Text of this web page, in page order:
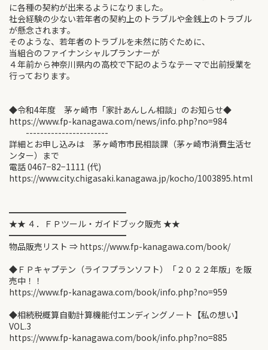
に各種の契約が出来るようになりました。
社会経験の少ない若年者の契約上のトラブルや金銭上のトラブル
が懸念されます。
そのような、若年者のトラブルを未然に防ぐために、
当組合のファイナンシャルプランナーが
４年前から神奈川県内の高校で下記のようなテーマで出前授業を
行っております。
◆令和4年度 茅ヶ崎市「家計あんしん相談」のお知らせ◆
https://www.fp-kanagawa.com/news/info.php?no=984
-----------------------
詳細とお申し込みは 茅ヶ崎市市民相談課（茅ヶ崎市消費生活セ
ンター）まで
電話 0467−82−1111 (代)
https://www.city.chigasaki.kanagawa.jp/kocho/1003895.html
━━━━━━━━━━━━━━
★★ ４．ＦＰツール・ガイドブック販売 ★★
━━━━━━━━━━━━━━
物品販売リスト ⇒ https://www.fp-kanagawa.com/book/
◆ＦＰキャプテン（ライフプランソフト）「２０２２年版」を販
売中！！
https://www.fp-kanagawa.com/book/info.php?no=959
◆相続税概算自動計算機能付エンディングノート【私の想い】
VOL.3
https://www.fp-kanagawa.com/book/info.php?no=885